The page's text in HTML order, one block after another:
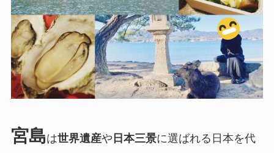
宮島は世界遺産や 日本三景に選ばれる日本を代